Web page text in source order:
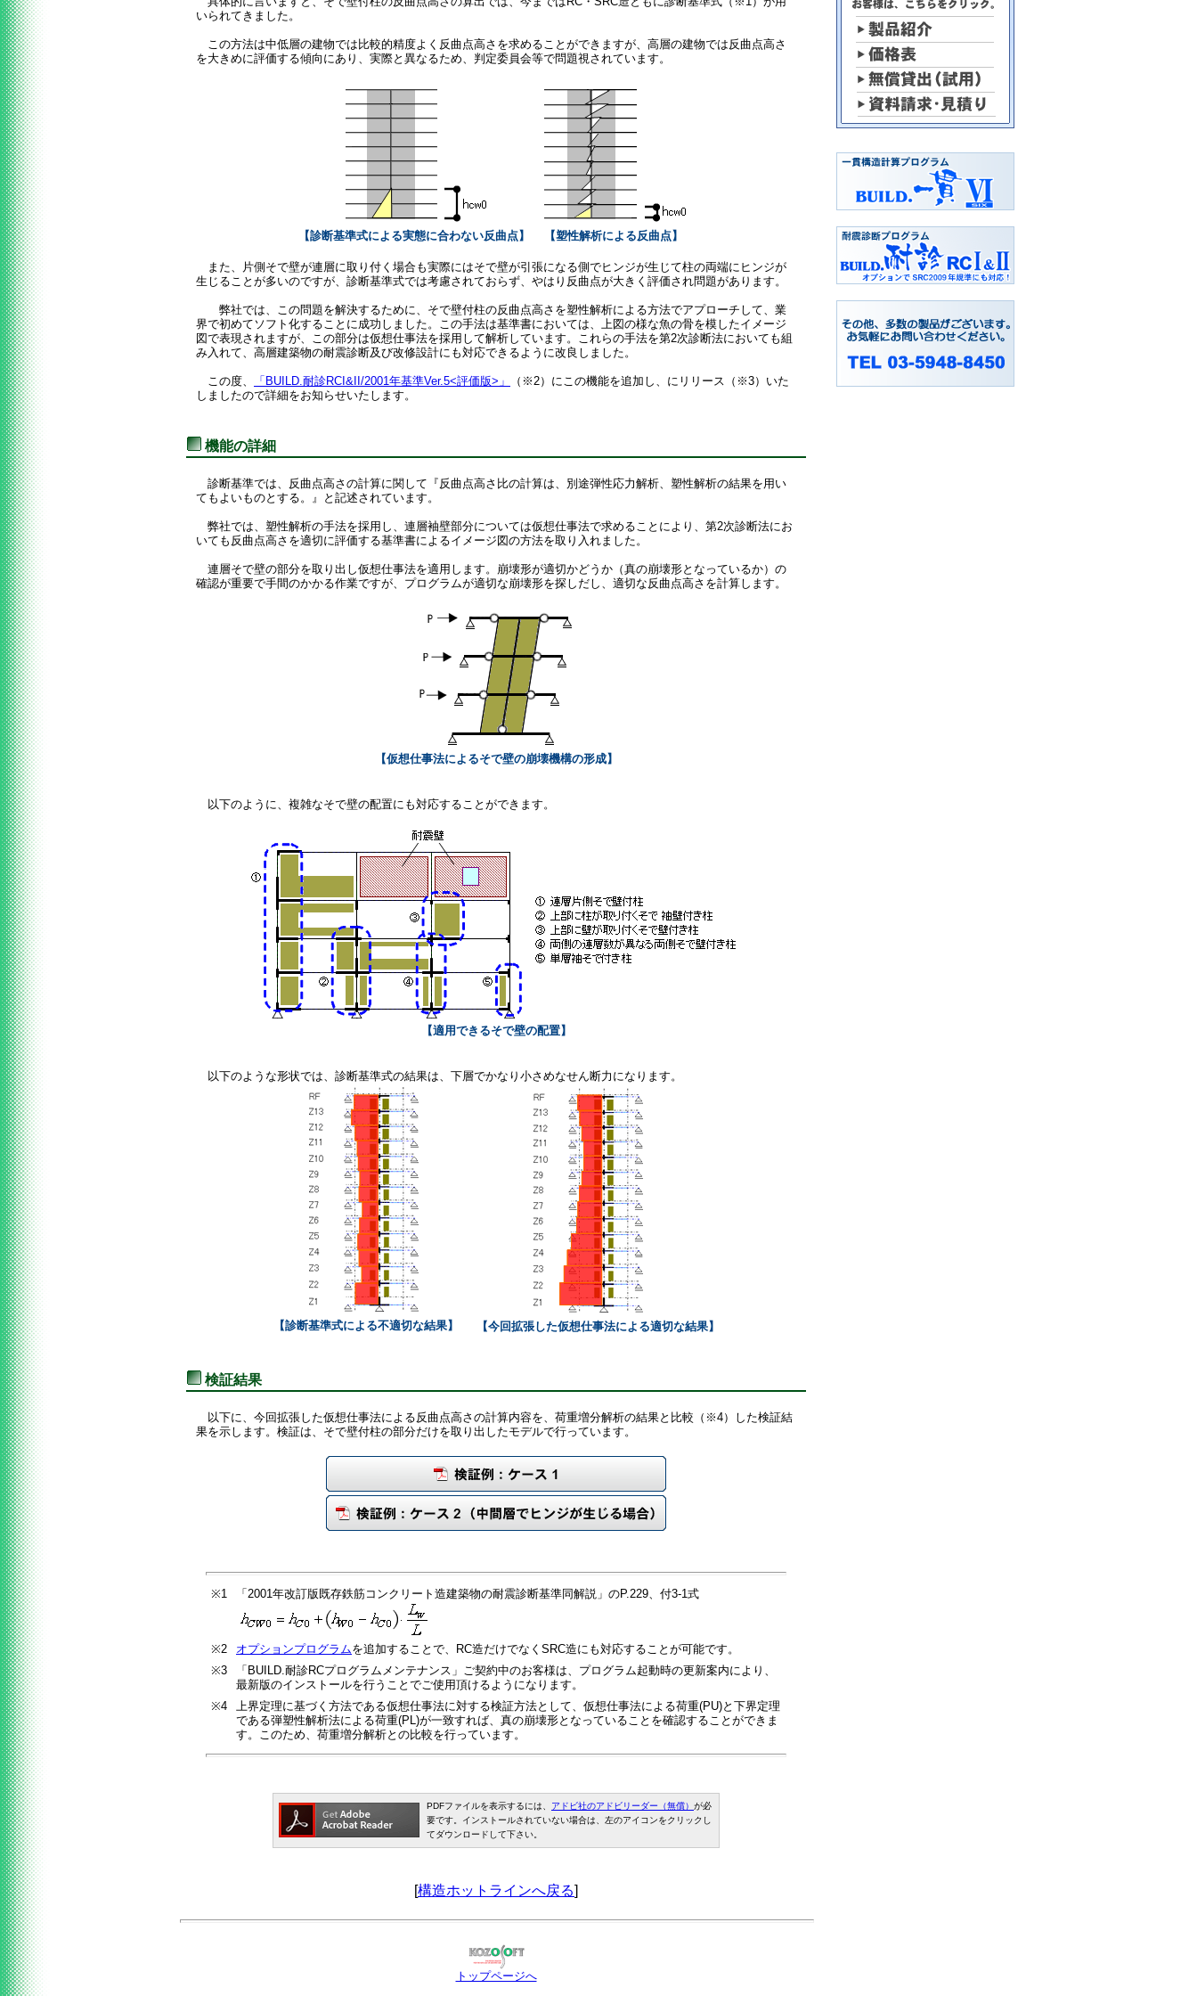
いられてきました。
この方法は中低層の建物では比較的精度よく反曲点高さを求めることができますが、高層の建物では反曲点高さ
を大きめに評価する傾向にあり、実際と異なるため、判定委員会等で問題視されています。
【診断基準式による実態に合わない反曲点】 【塑性解析による反曲点】
また、片側そで壁が連層に取り付く場合も実際にはそで壁が引張になる側でヒンジが生じて柱の両端にヒンジが
生じることが多いのですが、診断基準式では考慮されておらず、やはり反曲点が大きく評価され問題があります。
弊社では、この問題を解決するために、そで壁付柱の反曲点高さを塑性解析による方法でアプローチして、業
界で初めてソフト化することに成功しました。この手法は基準書においては、上図の様な魚の骨を模したイメージ
図で表現されますが、この部分は仮想仕事法を採用して解析しています。これらの手法を第2次診断法においても組
み入れて、高層建築物の耐震診断及び改修設計にも対応できるように改良しました。
この度、 「BUILD.耐診RCI&II/2001年基準Ver.5<評価版>」
（※2）にこの機能を追加し、にリリース（※3）いた
しましたので詳細をお知らせいたします。
機能の詳細
診断基準では、反曲点高さの計算に関して『反曲点高さ比の計算は、別途弾性応力解析、塑性解析の結果を用い
てもよいものとする。』と記述されています。
弊社では、塑性解析の手法を採用し、連層袖壁部分については仮想仕事法で求めることにより、第2次診断法にお
いても反曲点高さを適切に評価する基準書によるイメージ図の方法を取り入れました。
連層そで壁の部分を取り出し仮想仕事法を適用します。崩壊形が適切かどうか（真の崩壊形となっているか）の
確認が重要で手間のかかる作業ですが、プログラムが適切な崩壊形を探しだし、適切な反曲点高さを計算します。
【仮想仕事法によるそで壁の崩壊機構の形成】
以下のように、複雑なそで壁の配置にも対応することができます。
【適用できるそで壁の配置】
以下のような形状では、診断基準式の結果は、下層でかなり小さめなせん断力になります。
【診断基準式による不適切な結果】 【今回拡張した仮想仕事法による適切な結果】
検証結果
以下に、今回拡張した仮想仕事法による反曲点高さの計算内容を、荷重増分解析の結果と比較（※4）した検証結
果を示します。検証は、そで壁付柱の部分だけを取り出したモデルで行っています。
※1 「2001年改訂版既存鉄筋コンクリート造建築物の耐震診断基準同解説」のP.229、付3-1式
※2 オプションプログラムを追加することで、RC造だけでなくSRC造にも対応することが可能です。
※3
「BUILD.耐診RCプログラムメンテナンス」ご契約中のお客様は、プログラム起動時の更新案内により、
最新版のインストールを行うことでご使用頂けるようになります。
※4
上界定理に基づく方法である仮想仕事法に対する検証方法として、仮想仕事法による荷重(PU)と下界定理
である弾塑性解析法による荷重(PL)が一致すれば、真の崩壊形となっていることを確認することができま
す。このため、荷重増分解析との比較を行っています。
PDFファイルを表示するには、 アドビ社のアドビリーダー（無償） が必
要です。インストールされていない場合は、左のアイコンをクリックし
てダウンロードして下さい。
[構造ホットラインへ戻る]
トップページへ